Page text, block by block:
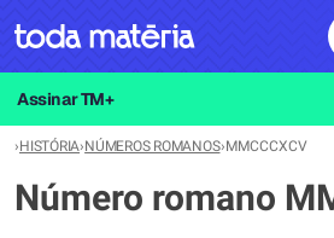
Assinar TM+
›HISTÓRIA›NÚMEROS ROMANOS›MMCCCXCV
Número romano